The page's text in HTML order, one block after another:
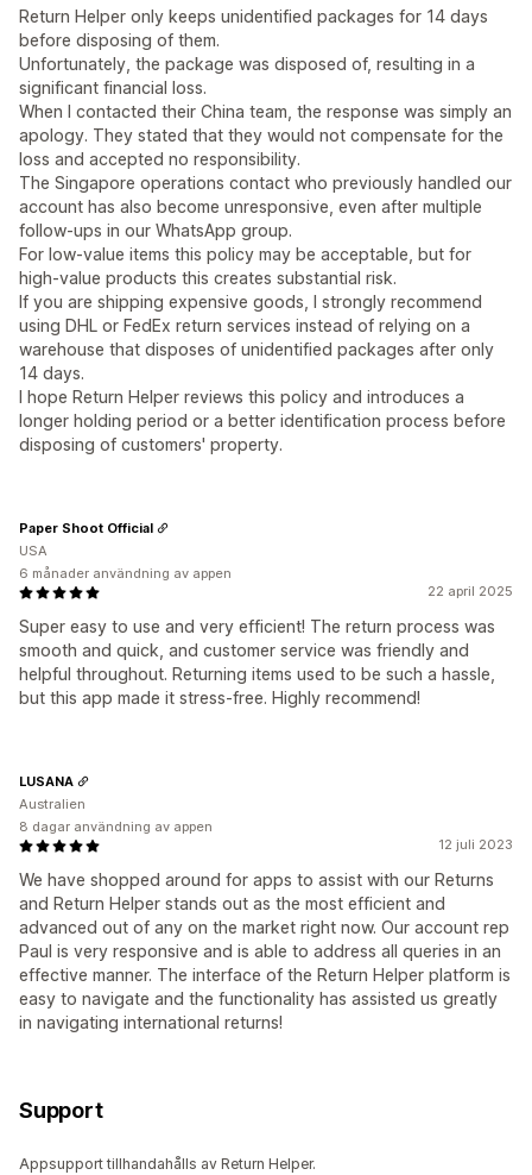
Return Helper only keeps unidentified packages for 14 days
before disposing of them.
Unfortunately, the package was disposed of, resulting in a
significant financial loss.
When I contacted their China team, the response was simply an
apology. They stated that they would not compensate for the
loss and accepted no responsibility.
The Singapore operations contact who previously handled our
account has also become unresponsive, even after multiple
follow-ups in our WhatsApp group.
For low-value items this policy may be acceptable, but for
high-value products this creates substantial risk.
If you are shipping expensive goods, I strongly recommend
using DHL or FedEx return services instead of relying on a
warehouse that disposes of unidentified packages after only
14 days.
I hope Return Helper reviews this policy and introduces a
longer holding period or a better identification process before
disposing of customers' property.
22 april 2025
Super easy to use and very efficient! The return process was
smooth and quick, and customer service was friendly and
helpful throughout. Returning items used to be such a hassle,
but this app made it stress-free. Highly recommend!
Paper Shoot Official
USA
6 månader användning av appen
12 juli 2023
We have shopped around for apps to assist with our Returns
and Return Helper stands out as the most efficient and
advanced out of any on the market right now. Our account rep
Paul is very responsive and is able to address all queries in an
effective manner. The interface of the Return Helper platform is
easy to navigate and the functionality has assisted us greatly
in navigating international returns!
LUSANA
Australien
8 dagar användning av appen
Support
Appsupport tillhandahålls av Return Helper.